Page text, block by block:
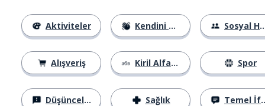
Aktiviteler
Alışveriş
Düşünceler
Kendini Tanıtma
Kiril Alfabesi
Sağlık
Sosyal Hayat
Spor
Temel İfadeler